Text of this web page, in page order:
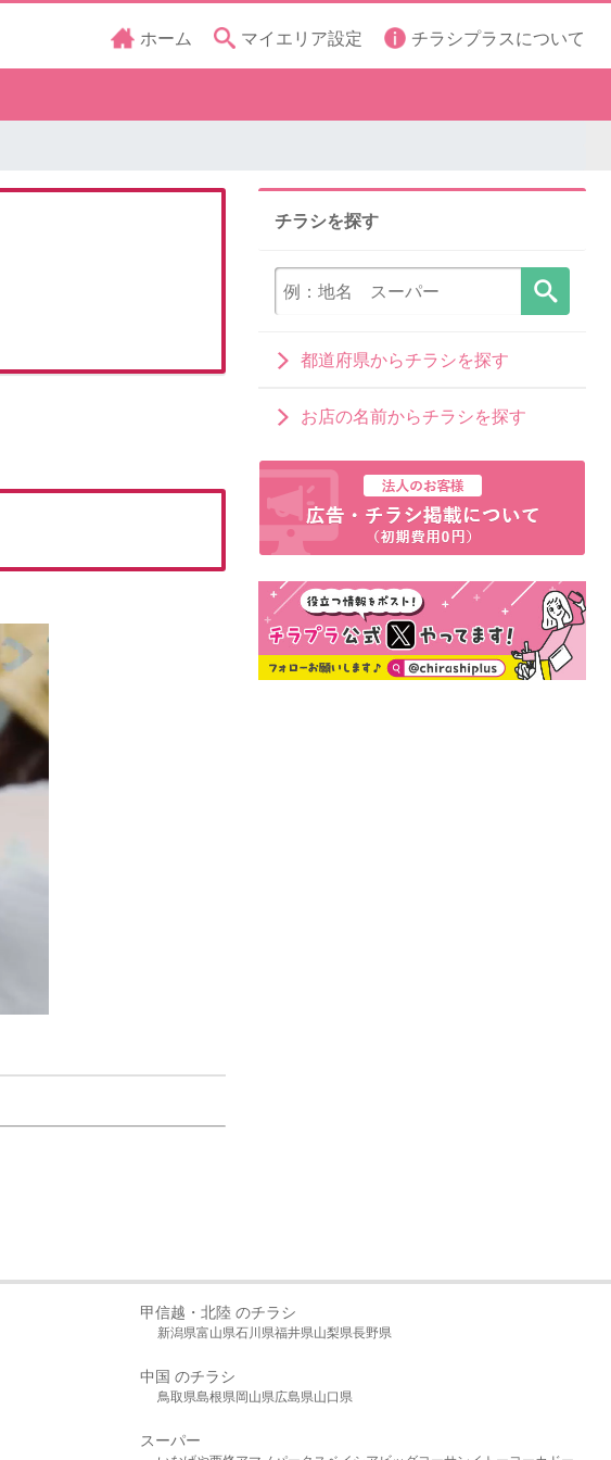
ホーム マイエリア設定 チラシプラスについて
チラシを探す
都道府県からチラシを探す
お店の名前からチラシを探す
甲信越・北陸 のチラシ
新潟県富山県石川県福井県山梨県長野県
中国 のチラシ
鳥取県島根県岡山県広島県山口県
スーパー